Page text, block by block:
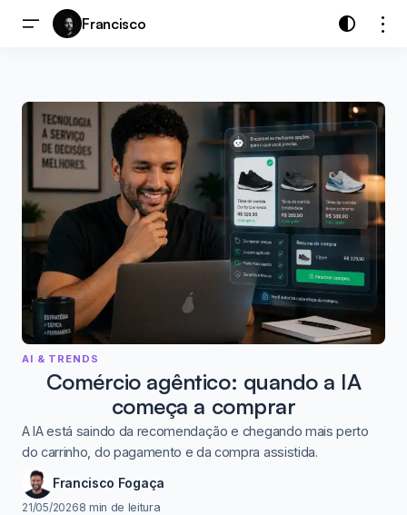
Francisco
AI & TRENDS
Comércio agêntico: quando a IA
começa a comprar
A IA está saindo da recomendação e chegando mais perto
do carrinho, do pagamento e da compra assistida.
Francisco Fogaça
21/05/20268 min de leitura